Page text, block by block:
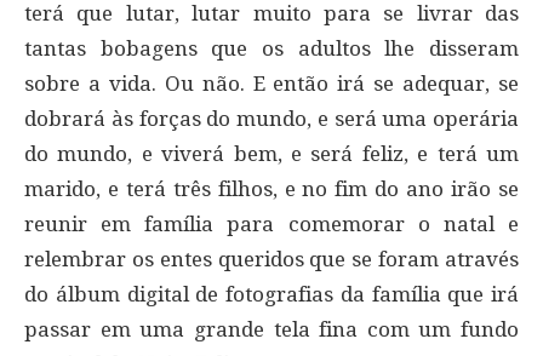
terá que lutar, lutar muito para se livrar das
tantas bobagens que os adultos lhe disseram
sobre a vida. Ou não. E então irá se adequar, se
dobrará às forças do mundo, e será uma operária
do mundo, e viverá bem, e será feliz, e terá um
marido, e terá três filhos, e no fim do ano irão se
reunir em família para comemorar o natal e
relembrar os entes queridos que se foram através
do álbum digital de fotografias da família que irá
passar em uma grande tela fina com um fundo